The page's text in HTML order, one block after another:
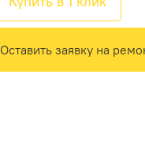
Оставить заявку на